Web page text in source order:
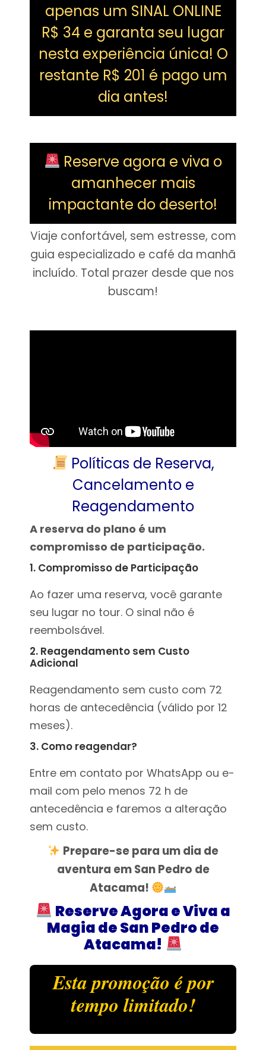
apenas um SINAL ONLINE
R$ 34 e garanta seu lugar
nesta experiência única! O
restante R$ 201 é pago um
dia antes!
Reserve agora e viva o
amanhecer mais
impactante do deserto!
Viaje confortável, sem estresse, com
guia especializado e café da manhã
incluído. Total prazer desde que nos
buscam!
Políticas de Reserva,
Cancelamento e
Reagendamento
A reserva do plano é um
compromisso de participação.
1. Compromisso de Participação
Ao fazer uma reserva, você garante
seu lugar no tour. O sinal não é
reembolsável.
2. Reagendamento sem Custo
Adicional
Reagendamento sem custo com 72
horas de antecedência (válido por 12
meses).
3. Como reagendar?
Entre em contato por WhatsApp ou e-
mail com pelo menos 72 h de
antecedência e faremos a alteração
sem custo.
Prepare-se para um dia de
aventura em San Pedro de
Atacama!
Reserve Agora e Viva a
Magia de San Pedro de
Atacama!
Estapromoção é por
tempo limitado!